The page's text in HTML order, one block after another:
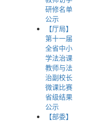
研修名单
公示
【厅局】
第十一届
全省中小
学法治课
教师与法
治副校长
微课比赛
省级结果
公示
【部委】